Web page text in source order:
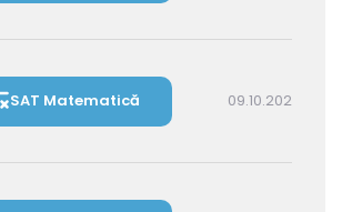
SAT Matematică 09.10.2026 16:00